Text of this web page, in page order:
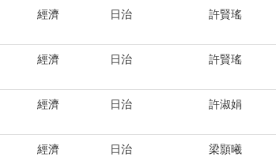
經濟 日治 許賢瑤
經濟 日治 許賢瑤
經濟 日治 許淑娟
經濟 日治 梁顥曦